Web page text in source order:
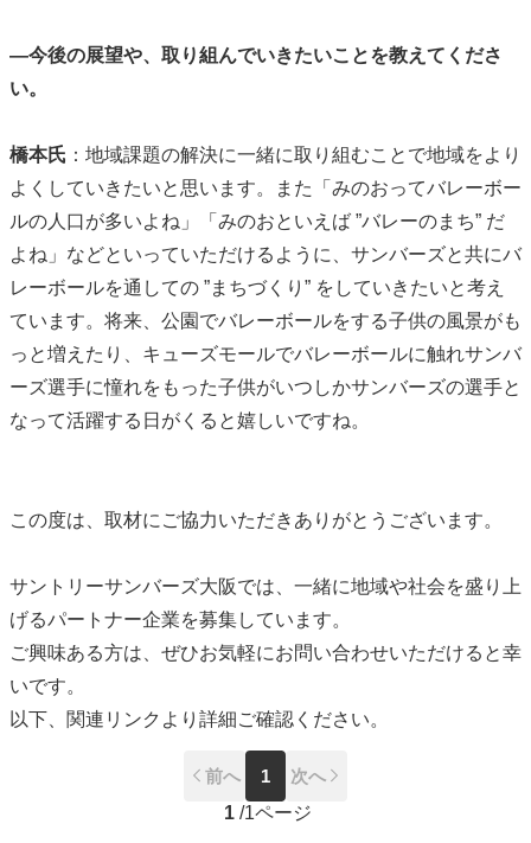
―今後の展望や、取り組んでいきたいことを教えてくださ
い。
橋本氏 ：地域課題の解決に一緒に取り組むことで地域をより
よくしていきたいと思います。また「みのおってバレーボー
ルの人口が多いよね」「みのおといえば ”バレーのまち” だ
よね」などといっていただけるように、サンバーズと共にバ
レーボールを通しての ”まちづくり” をしていきたいと考え
ています。将来、公園でバレーボールをする子供の風景がも
っと増えたり、キューズモールでバレーボールに触れサンバ
ーズ選手に憧れをもった子供がいつしかサンバーズの選手と
なって活躍する日がくると嬉しいですね。
この度は、取材にご協力いただきありがとうございます。
サントリーサンバーズ大阪では、一緒に地域や社会を盛り上
げるパートナー企業を募集しています。
ご興味ある方は、ぜひお気軽にお問い合わせいただけると幸
いです。
以下、関連リンクより詳細ご確認ください。
前へ 1
次へ
1 /1ページ